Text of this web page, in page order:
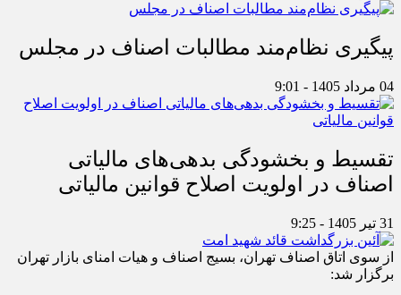
پیگیری نظام‌مند مطالبات اصناف در مجلس
04 مرداد 1405 - 9:01
تقسیط و بخشودگی بدهی‌های مالیاتی
اصناف در اولویت اصلاح قوانین مالیاتی
31 تیر 1405 - 9:25
از سوی اتاق اصناف تهران، بسیج اصناف و هیات امنای بازار تهران
برگزار شد: